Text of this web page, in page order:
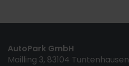
AutoPark GmbH
Mailling 3, 83104 Tuntenhausen